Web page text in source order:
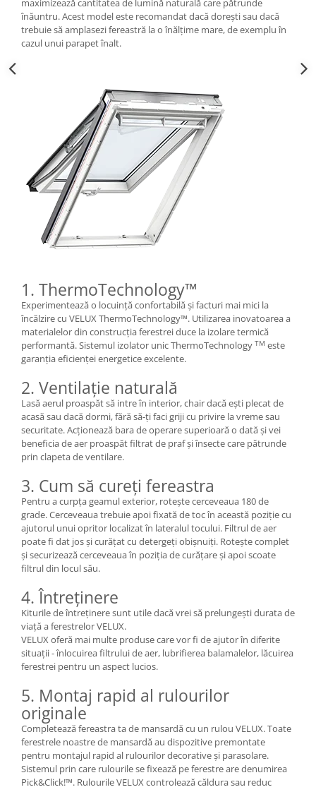
maximizează cantitatea de lumină naturală care pătrunde
înăuntru. Acest model este recomandat dacă dorești sau dacă
trebuie să amplasezi fereastră la o înălțime mare, de exemplu în
cazul unui parapet înalt.
1. ThermoTechnology™
Experimentează o locuință confortabilă și facturi mai mici la
încălzire cu VELUX ThermoTechnology™. Utilizarea inovatoarea a
materialelor din construcția ferestrei duce la izolare termică
performantă. Sistemul izolator unic ThermoTechnology TM este
garanția eficienței energetice excelente.
2. Ventilație naturală
Lasă aerul proaspăt să intre în interior, chair dacă ești plecat de
acasă sau dacă dormi, fără să-ți faci griji cu privire la vreme sau
securitate. Acționează bara de operare superioară o dată și vei
beneficia de aer proaspăt filtrat de praf și însecte care pătrunde
prin clapeta de ventilare.
3. Cum să cureți fereastra
Pentru a curpța geamul exterior, rotește cerceveaua 180 de
grade. Cerceveaua trebuie apoi fixată de toc în această poziție cu
ajutorul unui opritor localizat în lateralul tocului. Filtrul de aer
poate fi dat jos și curățat cu detergeți obișnuiți. Rotește complet
și securizează cerceveaua în poziția de curățare și apoi scoate
filtrul din locul său.
4. Întreținere
Kiturile de întreținere sunt utile dacă vrei să prelungești durata de
viață a ferestrelor VELUX.
VELUX oferă mai multe produse care vor fi de ajutor în diferite
situații - înlocuirea filtrului de aer, lubrifierea balamalelor, lăcuirea
ferestrei pentru un aspect lucios.
5. Montaj rapid al rulourilor
originale
Completează fereastra ta de mansardă cu un rulou VELUX. Toate
ferestrele noastre de mansardă au dispozitive premontate
pentru montajul rapid al rulourilor decorative și parasolare.
Sistemul prin care rulourile se fixează pe ferestre are denumirea
Pick&Click!™. Rulourile VELUX controlează căldura sau reduc